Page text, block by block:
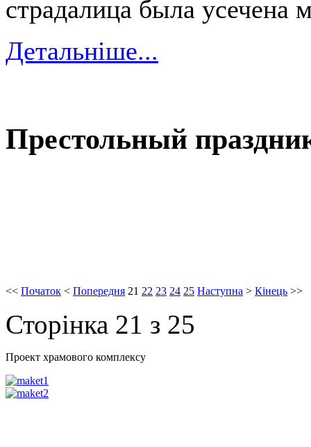
страдалица была усечена
Детальніше...
Престольный
<< Початок < Попередня 21 22 23 24 25 Наступна > Кінець >>
Сторінка 21 з 25
Проект храмового комплексу